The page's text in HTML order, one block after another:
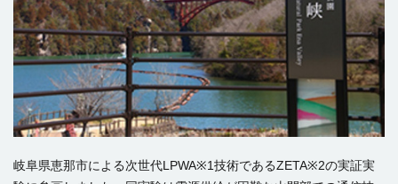
岐阜県恵那市による次世代LPWA※1技術であるZETA※2の実証実